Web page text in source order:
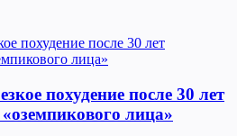
похудение после 30 лет
лица»